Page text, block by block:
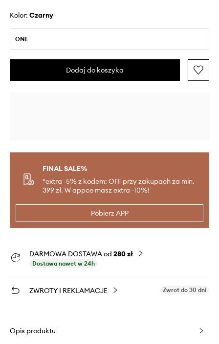
Kolor: czarny
ONE
Dodaj do koszyka
FINAL SALE%
*extra -5% z kodem: OFF przy zakupach za min.
399 zł. W appce masz extra -10%!
Pobierz APP
DARMOWA DOSTAWA od 280 zł
Dostawa nawet w 24h
ZWROTY I REKLAMACJE Zwrot do 30 dni
Opis produktu